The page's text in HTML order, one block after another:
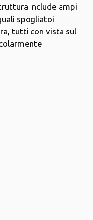
include ampi
spogliatoi
tutti con vista sul